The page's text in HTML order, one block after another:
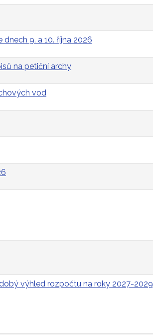
9. a 10. října 2026
na petiční archy
vod
výhled rozpočtu na roky 2027-2029